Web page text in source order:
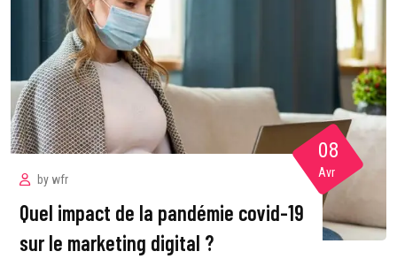
by wfr
Quel impact de la pandémie covid-19
sur le marketing digital ?
08
Avr